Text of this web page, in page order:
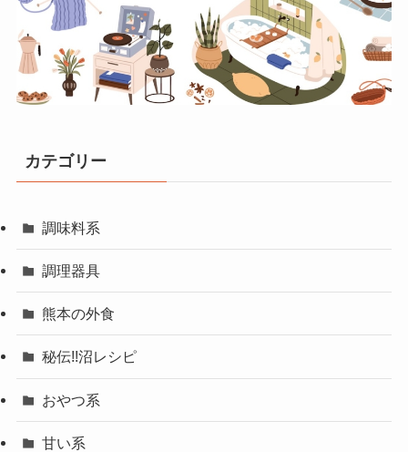
カテゴリー
調味料系
調理器具
熊本の外食
秘伝!!沼レシピ
おやつ系
甘い系